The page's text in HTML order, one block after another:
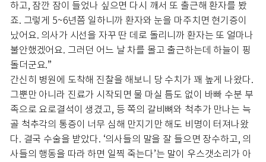
하고, 잠깐 잠이 들었나 싶으면 다시 깨서 또 출근해 환자를 봤
죠. 그렇게 5~6년쯤 일하니까 환자와 눈을 마주치면 현기증이
났어요. 의사가 시선을 자꾸 딴 데로 돌리니까 환자는 또 얼마나
불안했겠어요. 그러던 어느 날 차를 몰고 출근하는데 하늘이 핑
돌더군요.”
간신히 병원에 도착해 진찰을 해보니 당 수치가 꽤 높게 나왔다.
그뿐만 아니라 진료가 시작되면 물 마실 틈도 없이 바빠 수분 부
족으로 요로결석이 생겼고, 등 쪽의 갈비뼈와 척추가 만나는 늑
골 척추각의 통증이 너무 심해 만지기만 해도 비명이 터져나왔
다. 결국 수술을 받았다. ‘의사들의 말을 잘 들으면 장수하고, 의
사들의 행동을 따라 하면 일찍 죽는다’는 말이 우스갯소리가 아